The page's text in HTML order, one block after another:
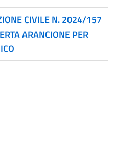
CIVILE N. 2024/157
ARANCIONE PER